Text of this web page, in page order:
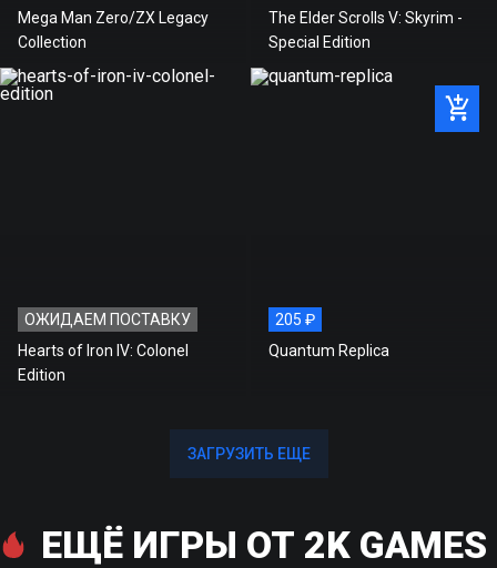
Mega Man Zero/ZX Legacy
Collection
The Elder Scrolls V: Skyrim -
Special Edition
ОЖИДАЕМ ПОСТАВКУ
Hearts of Iron IV: Colonel
Edition
205 ₽
Quantum Replica
ЗАГРУЗИТЬ ЕЩЕ
ЗАГРУЗИТЬ ЕЩЕ
ЕЩЁ ИГРЫ ОТ 2K GAMES